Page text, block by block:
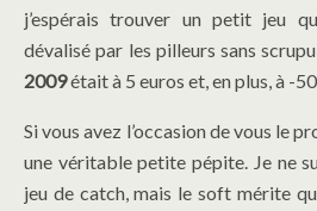
j’espérais trouver un petit jeu
dévalisé par les pilleurs sans
2009était à 5 euros et, en plus, à -
Si vous avez l’occasion de vous le
une véritable petite pépite. Je ne
jeu de catch, mais le soft mérite